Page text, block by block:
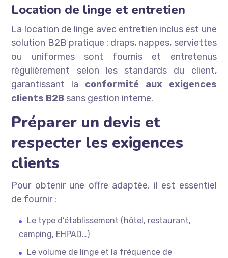
Location de linge et entretien
La location de linge avec entretien inclus est une
solution B2B pratique : draps, nappes, serviettes
ou uniformes sont fournis et entretenus
régulièrement selon les standards du client,
garantissant la conformité aux exigences
clients B2B sans gestion interne.
Préparer un devis et
respecter les exigences
clients
Pour obtenir une offre adaptée, il est essentiel
de fournir :
Le type d’établissement (hôtel, restaurant,
camping, EHPAD…)
Le volume de linge et la fréquence de